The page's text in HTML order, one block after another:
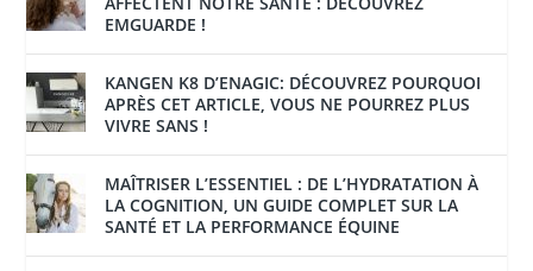
EMGUARDE !
KANGEN K8 D’ENAGIC: DÉCOUVREZ POURQUOI
APRÈS CET ARTICLE, VOUS NE POURREZ PLUS
VIVRE SANS !
MAÎTRISER L’ESSENTIEL : DE L’HYDRATATION À
LA COGNITION, UN GUIDE COMPLET SUR LA
SANTÉ ET LA PERFORMANCE ÉQUINE